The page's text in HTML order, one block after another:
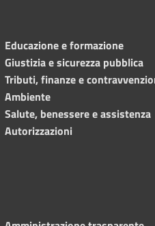
Educazione e formazione
Giustizia e sicurezza pubblica
Tributi, finanze e
Ambiente
Salute, benessere e assistenza
Autorizzazioni